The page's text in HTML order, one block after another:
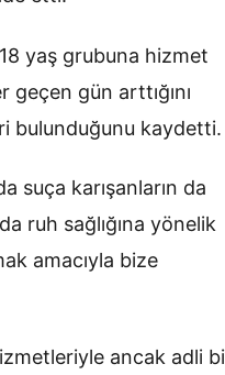
yaş grubuna hizmet
geçen gün arttığını
bulunduğunu kaydetti.
suça karışanların da
ruh sağlığına yönelik
amacıyla bize
ancak adli